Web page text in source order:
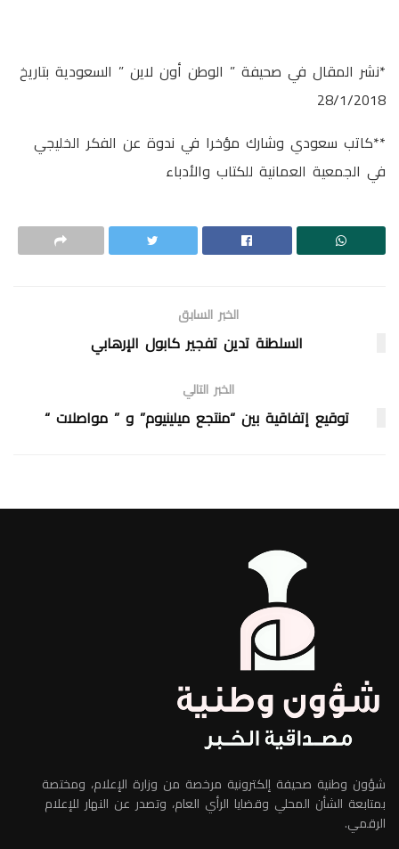
*نشر المقال في صحيفة ” الوطن أون لاين ” السعودية بتاريخ
28/1/2018
**كاتب سعودي وشارك مؤخرا في ندوة عن الفكر الخليجي
في الجمعية العمانية للكتاب والأدباء
الخبر السابق
السلطنة تدين تفجير كابول الإرهابي
الخبر التالي
توقيع إتفاقية بين “منتجع ميلينيوم” و ” مواصلات “
شؤون وطنية صحيفة إلكترونية مرخصة من وزارة الإعلام، ومختصة
بمتابعة الشأن المحلي وقضايا الرأي العام، وتصدر عن النهار للإعلام
الرقمي.